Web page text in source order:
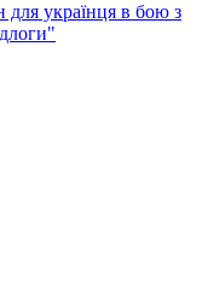
для українця в бою з